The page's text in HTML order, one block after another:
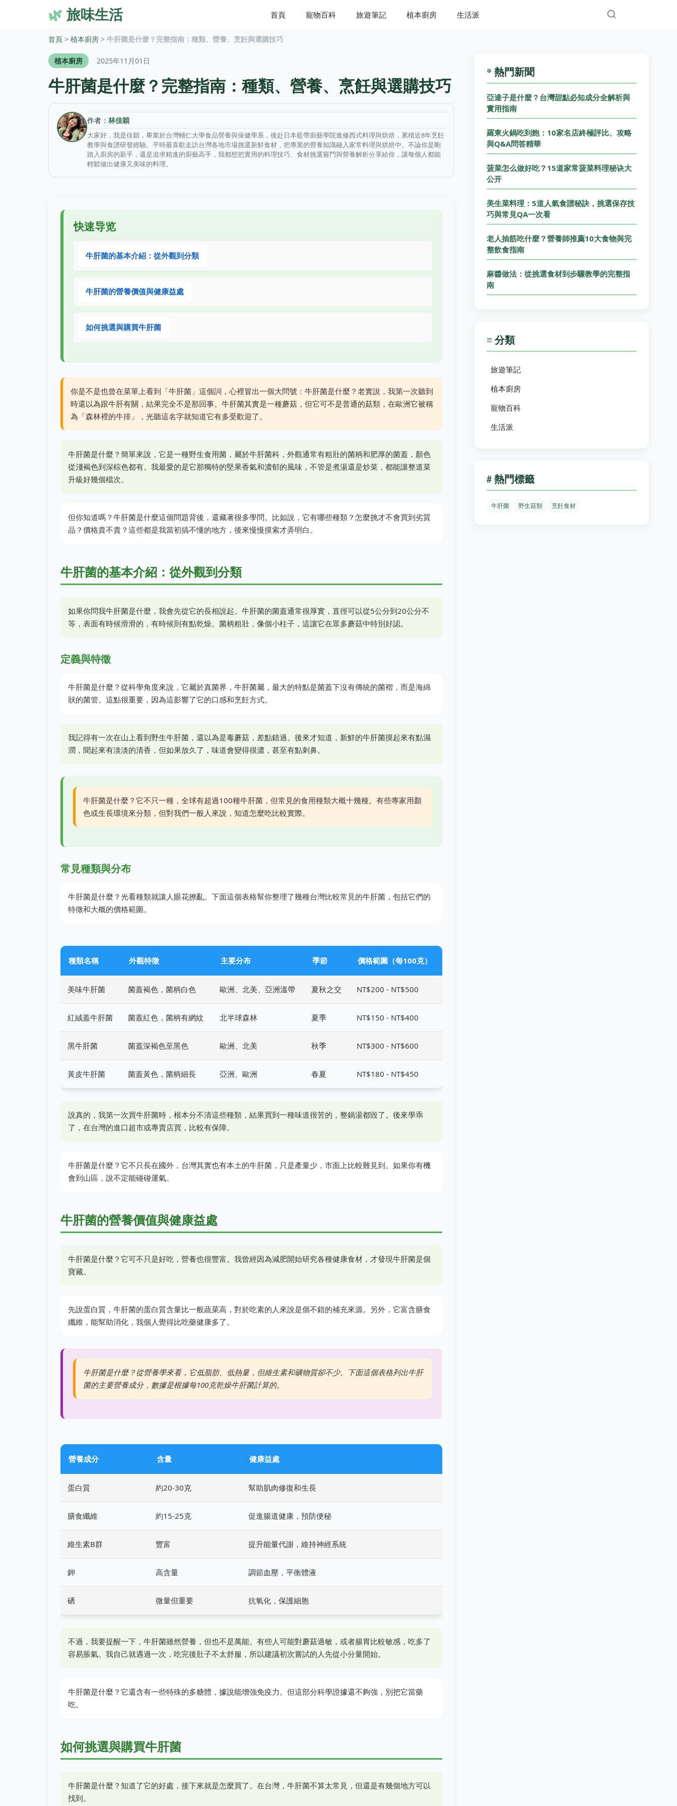
🌿旅味生活 首頁 寵物百科 旅遊筆記 植本廚房 生活派
首頁 > 植本廚房 > 牛肝菌是什麼？完整指南：種類、營養、烹飪與選購技巧
植本廚房 2025年11月01日
牛肝菌是什麼？完整指南：種類、營養、烹飪與選購技巧
作者： 林佳穎
大家好，我是佳穎，畢業於台灣輔仁大學食品營養與保健學系，後赴日本藍帶廚藝學院進修西式料理與烘焙，累積近8年烹飪
教學與食譜研發經驗。平時最喜歡走訪台灣各地市場挑選新鮮食材，把專業的營養知識融入家常料理與烘焙中。不論你是剛
踏入廚房的新手，還是追求精進的廚藝高手，我都想把實用的料理技巧、食材挑選竅門與營養解析分享給你，讓每個人都能
輕鬆做出健康又美味的料理。
快速导览
牛肝菌的基本介紹：從外觀到分類
牛肝菌的營養價值與健康益處
如何挑選與購買牛肝菌
你是不是也曾在菜單上看到「牛肝菌」這個詞，心裡冒出一個大問號：牛肝菌是什麼？老實說，我第一次聽到
時還以為跟牛肝有關，結果完全不是那回事。牛肝菌其實是一種蘑菇，但它可不是普通的菇類，在歐洲它被稱
為「森林裡的牛排」，光聽這名字就知道它有多受歡迎了。
牛肝菌是什麼？簡單來說，它是一種野生食用菌，屬於牛肝菌科，外觀通常有粗壯的菌柄和肥厚的菌蓋，顏色
從淺褐色到深棕色都有。我最愛的是它那獨特的堅果香氣和濃郁的風味，不管是煮湯還是炒菜，都能讓整道菜
升級好幾個檔次。
但你知道嗎？牛肝菌是什麼這個問題背後，還藏著很多學問。比如說，它有哪些種類？怎麼挑才不會買到劣質
品？價格貴不貴？這些都是我當初搞不懂的地方，後來慢慢摸索才弄明白。
牛肝菌的基本介紹：從外觀到分類
如果你問我牛肝菌是什麼，我會先從它的長相說起。牛肝菌的菌蓋通常很厚實，直徑可以從5公分到20公分不
等，表面有時候滑滑的，有時候則有點乾燥。菌柄粗壯，像個小柱子，這讓它在眾多蘑菇中特別好認。
定義與特徵
牛肝菌是什麼？從科學角度來說，它屬於真菌界，牛肝菌屬，最大的特點是菌蓋下沒有傳統的菌褶，而是海綿
狀的菌管。這點很重要，因為這影響了它的口感和烹飪方式。
我記得有一次在山上看到野生牛肝菌，還以為是毒蘑菇，差點錯過。後來才知道，新鮮的牛肝菌摸起來有點濕
潤，聞起來有淡淡的清香，但如果放久了，味道會變得很濃，甚至有點刺鼻。
牛肝菌是什麼？它不只一種，全球有超過100種牛肝菌，但常見的食用種類大概十幾種。有些專家用顏
色或生長環境來分類，但對我們一般人來說，知道怎麼吃比較實際。
常見種類與分布
牛肝菌是什麼？光看種類就讓人眼花撩亂。下面這個表格幫你整理了幾種台灣比較常見的牛肝菌，包括它們的
特徵和大概的價格範圍。
種類名稱 外觀特徵 主要分布 季節 價格範圍（每100克）
美味牛肝菌 菌蓋褐色，菌柄白色 歐洲、北美、亞洲溫帶 夏秋之交 NT$200 - NT$500
紅絨蓋牛肝菌 菌蓋紅色，菌柄有網紋 北半球森林 夏季 NT$150 - NT$400
黑牛肝菌 菌蓋深褐色至黑色 歐洲、北美 秋季 NT$300 - NT$600
黃皮牛肝菌 菌蓋黃色，菌柄細長 亞洲、歐洲 春夏 NT$180 - NT$450
說真的，我第一次買牛肝菌時，根本分不清這些種類，結果買到一種味道很苦的，整鍋湯都毀了。後來學乖
了，在台灣的進口超市或專賣店買，比較有保障。
牛肝菌是什麼？它不只長在國外，台灣其實也有本土的牛肝菌，只是產量少，市面上比較難見到。如果你有機
會到山區，說不定能碰碰運氣。
牛肝菌的營養價值與健康益處
牛肝菌是什麼？它可不只是好吃，營養也很豐富。我曾經因為減肥開始研究各種健康食材，才發現牛肝菌是個
寶藏。
先說蛋白質，牛肝菌的蛋白質含量比一般蔬菜高，對於吃素的人來說是個不錯的補充來源。另外，它富含膳食
纖維，能幫助消化，我個人覺得比吃藥健康多了。
牛肝菌是什麼？從營養學來看，它低脂肪、低熱量，但維生素和礦物質卻不少。下面這個表格列出牛肝
菌的主要營養成分，數據是根據每100克乾燥牛肝菌計算的。
營養成分 含量 健康益處
蛋白質 約20-30克 幫助肌肉修復和生長
膳食纖維 約15-25克 促進腸道健康，預防便秘
維生素B群 豐富 提升能量代謝，維持神經系統
鉀 高含量 調節血壓，平衡體液
硒 微量但重要 抗氧化，保護細胞
不過，我要提醒一下，牛肝菌雖然營養，但也不是萬能。有些人可能對蘑菇過敏，或者腸胃比較敏感，吃多了
容易脹氣。我自己就遇過一次，吃完後肚子不太舒服，所以建議初次嘗試的人先從小分量開始。
牛肝菌是什麼？它還含有一些特殊的多糖體，據說能增強免疫力。但這部分科學證據還不夠強，別把它當藥
吃。
如何挑選與購買牛肝菌
牛肝菌是什麼？知道了它的好處，接下來就是怎麼買了。在台灣，牛肝菌不算太常見，但還是有幾個地方可以
找到。
* 熱門新聞
亞達子是什麼？台灣甜點必知成分全解析與
實用指南
羅東火鍋吃到飽：10家名店終極評比、攻略
與Q&A問答精華
菠菜怎么做好吃？15道家常菠菜料理秘诀大
公开
美生菜料理：5道人氣食譜秘訣，挑選保存技
巧與常見QA一次看
老人抽筋吃什麼？營養師推薦10大食物與完
整飲食指南
麻醬做法：從挑選食材到步驟教學的完整指
南
≡ 分類
旅遊筆記
植本廚房
寵物百科
生活派
# 熱門標籤
牛肝菌 野生菇類 烹飪食材